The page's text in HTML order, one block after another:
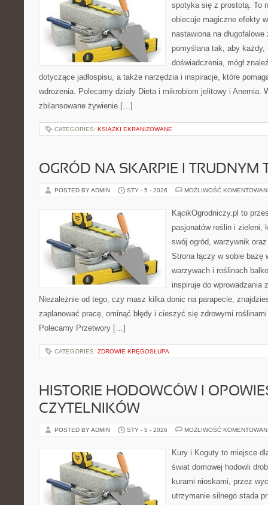
spotyka się z prostotą. To
obiecuje magiczne efekty
nastawiona na
pomyślana tak, aby każdy,
doświadczenia, mógł
dotyczące jadłospisu, a także narzędzia i inspiracje, które
wdrożenia. Polecamy działy Dieta i mikrobiom jelitowy i Anemia.
zbilansowane żywienie […]
CATEGORIES: KSIĄŻKI EKRANIZOWANE
OGRÓD NA SKARPIE I TRUDNYM
POSTED BY ADMIN STY - 5 - 2026 MOŻLIWOŚĆ
KącikOgrodniczy.pl to
pasjonatów roślin i zieleni,
swój ogród, warzywnik
Strona łączy w sobie bazę
warzywach i roślinach
inspiruje do wprowadzania
Niezależnie od tego, czy masz kilka donic na parapecie,
zaplanować pracę, ominąć błędy i cieszyć się zdrowymi
Polecamy Przetwory […]
CATEGORIES: ZDROWIE KRĘGOSŁUPA
HISTORIE HODOWCÓW I
CZYTELNIKÓW
POSTED BY ADMIN STY - 5 - 2026 MOŻLIWOŚĆ
Kury i Koguty to miejsce
świat domowej hodowli
kurami nioskami, przez
utrzymanie silnego stada